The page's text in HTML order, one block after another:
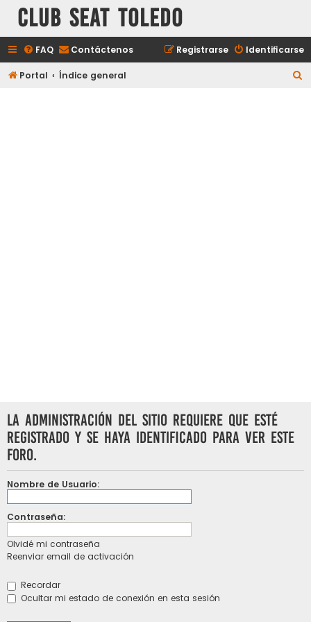
Club Seat Toledo
FAQ Contáctenos Identificarse
Registrarse
Portal Índice general
La Administración del Sitio requiere que esté
registrado y se haya identificado para ver este
foro.
Nombre de Usuario:
Contraseña:
Olvidé mi contraseña
Reenviar email de activación
Recordar
Ocultar mi estado de conexión en esta sesión